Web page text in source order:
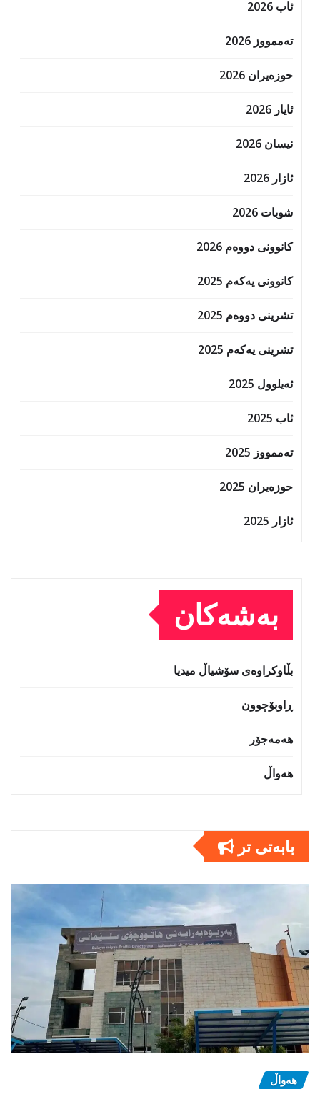
ئاب 2026
تەممووز 2026
حوزه‌یران 2026
ئایار 2026
نیسان 2026
ئازار 2026
شوبات 2026
کانوونی دووەم 2026
کانوونی یەکەم 2025
تشرینی دووەم 2025
تشرینی یەکەم 2025
ئەیلوول 2025
ئاب 2025
تەممووز 2025
حوزه‌یران 2025
ئازار 2025
بەشەکان
بڵاوکراوەی سۆشیاڵ میدیا
ڕاوبۆچوون
هەمەجۆر
هەواڵ
بابەتى تر
هەواڵ